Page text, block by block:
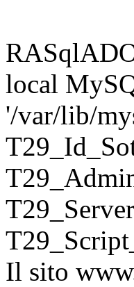
local
'/var/lib/
Il sito